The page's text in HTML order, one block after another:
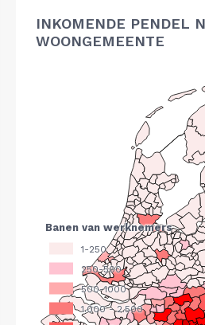
INKOMENDE PENDEL
WOONGEMEENTE